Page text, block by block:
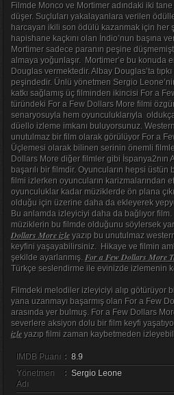
Filmde Monco ve Mortimer adındaki iki
düşer. Suçluları yakalayanlara verilen
harcayan ikili son ödülü kazanmak için her
hapishane kaçkını olan İndio’nun başına
Mortimer sadece paranın peşine
almaya yoğunlaşır. Mortimer’e bu konuda
Douglas vermektedir. Albay Douglas’ta
peşindedir. Ünlü yönetmen Sergio
katkı sağlamış üç filminden ikincisi For a
türündeki For a Few Dollars More filmi
senaryosuyla hem oyunculuklarıyla
düello izleme imkanı buluyorsunuz.
unutulmaz bir film olarak görülüyor For a
Üçlemesi olarak bilinen serinin önemli
Dollars More diğer filmler gibi İspanya2nın
başarılı bir filmdir. Oyuncuların hepsi
filmi izlerken oyuncuların karizmalarından
oyunculuklar kadar müziklerde ön plana
olduğu için üzerine daha da ekleyerek
Bu anlamda izleyiciyi daha da bağlıyor
müziklerin bu filmde olduğunu söylersek
Dollars More izleyazıp bu unutulmaz
keyfini yaşayabilirsiniz. Hikaye ve filmin
şekilde ayarlanmış. For a Few Dollars More
Türkçe seslendirme ile evinizde izlemenin
Filmdeki melodiler izleyiciyi alıp götürüyor
yana uzanmayı başarmış olan For a Few
arasında yer bulmuş. For a Few Dollars
severlere aksiyon dolu bir film keyfi
izleyazıp filmi zaman kaybetmeden
IMDB Puanı : 8.9
Yönetmen
Adı
: Sergio Leone